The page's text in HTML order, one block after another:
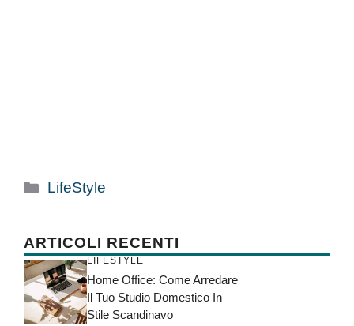
Categorie
LifeStyle
ARTICOLI RECENTI
LIFESTYLE
Home Office: Come Arredare
Il Tuo Studio Domestico In
Stile Scandinavo